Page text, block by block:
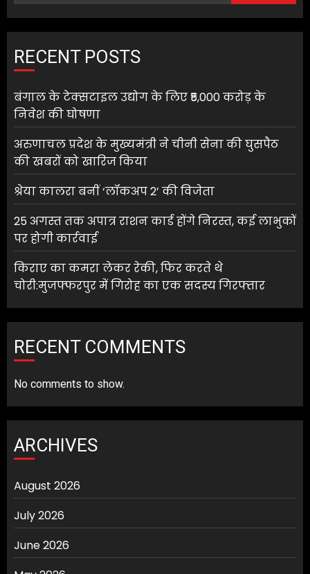
RECENT POSTS
बंगाल के टेक्सटाइल उद्योग के लिए ₹5,000 करोड़ के
निवेश की घोषणा
अरुणाचल प्रदेश के मुख्यमंत्री ने चीनी सेना की घुसपैठ
की खबरों को खारिज किया
श्रेया कालरा बनीं ‘लॉकअप 2’ की विजेता
25 अगस्त तक अपात्र राशन कार्ड होंगे निरस्त, कई लाभुकों
पर होगी कार्रवाई
किराए का कमरा लेकर रेकी, फिर करते थे
चोरी:मुजफ्फरपुर में गिरोह का एक सदस्य गिरफ्तार
RECENT COMMENTS
No comments to show.
ARCHIVES
August 2026
July 2026
June 2026